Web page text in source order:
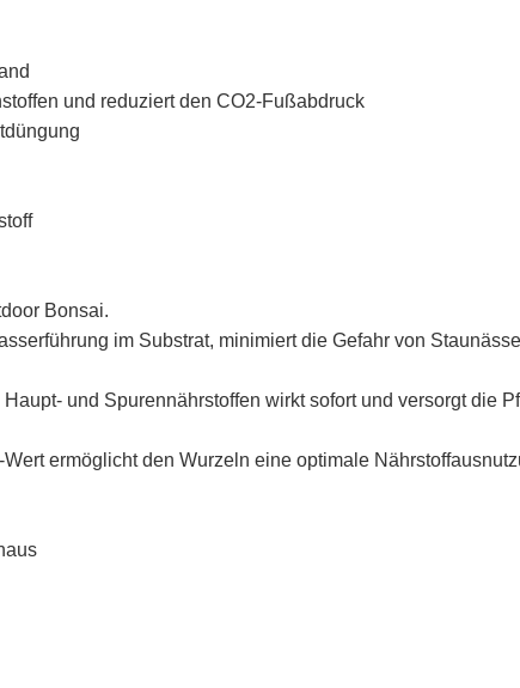
und reduziert den CO2-Fußabdruck
Bonsai.
im Substrat, minimiert die Gefahr von
und Spurennährstoffen wirkt sofort und versorgt die
ermöglicht den Wurzeln eine optimale